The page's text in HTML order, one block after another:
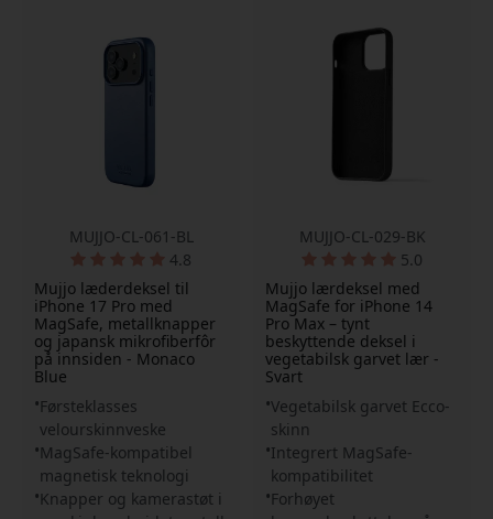
MUJJO-CL-061-BL
4.8
Mujjo læderdeksel til
iPhone 17 Pro med
MagSafe, metallknapper
og japansk mikrofiberfôr
på innsiden - Monaco
Blue
Førsteklasses
velourskinnveske
MagSafe-kompatibel
magnetisk teknologi
Knapper og kamerastøt i
MUJJO-CL-029-BK
5.0
Mujjo lærdeksel med
MagSafe for iPhone 14
Pro Max – tynt
beskyttende deksel i
vegetabilsk garvet lær -
Svart
Vegetabilsk garvet Ecco-
skinn
Integrert MagSafe-
kompatibilitet
Forhøyet